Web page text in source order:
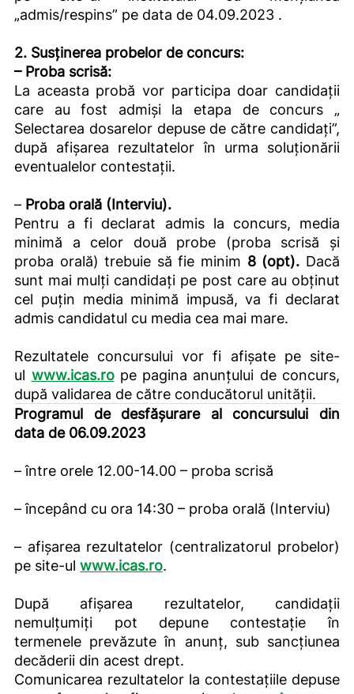
„admis/respins” pe data de 04.09.2023 .
2. Susținerea probelor de concurs:
– Proba scrisă:
La aceasta probă vor participa doar candidații
care au fost admiși la etapa de concurs „
Selectarea dosarelor depuse de către candidați”,
după afișarea rezultatelor în urma soluționării
eventualelor contestații.
– Proba orală (Interviu).
Pentru a fi declarat admis la concurs, media
minimă a celor două probe (proba scrisă și
proba orală) trebuie să fie minim 8 (opt). Dacă
sunt mai mulți candidați pe post care au obținut
cel puțin media minimă impusă, va fi declarat
admis candidatul cu media cea mai mare.
Rezultatele concursului vor fi afișate pe site-
ul www.icas.rope pagina anunțului de concurs,
după validarea de către conducătorul unității.
Programul de desfășurare al concursului din
data de 06.09.2023
– între orele 12.00-14.00 – proba scrisă
– începând cu ora 14:30 – proba orală (Interviu)
– afișarea rezultatelor (centralizatorul probelor)
pe site-ulwww.icas.ro.
După afişarea rezultatelor, candidaţii
nemulţumiţi pot depune contestaţie în
termenele prevăzute în anunţ, sub sancţiunea
decăderii din acest drept.
Comunicarea rezultatelor la contestaţiile depuse